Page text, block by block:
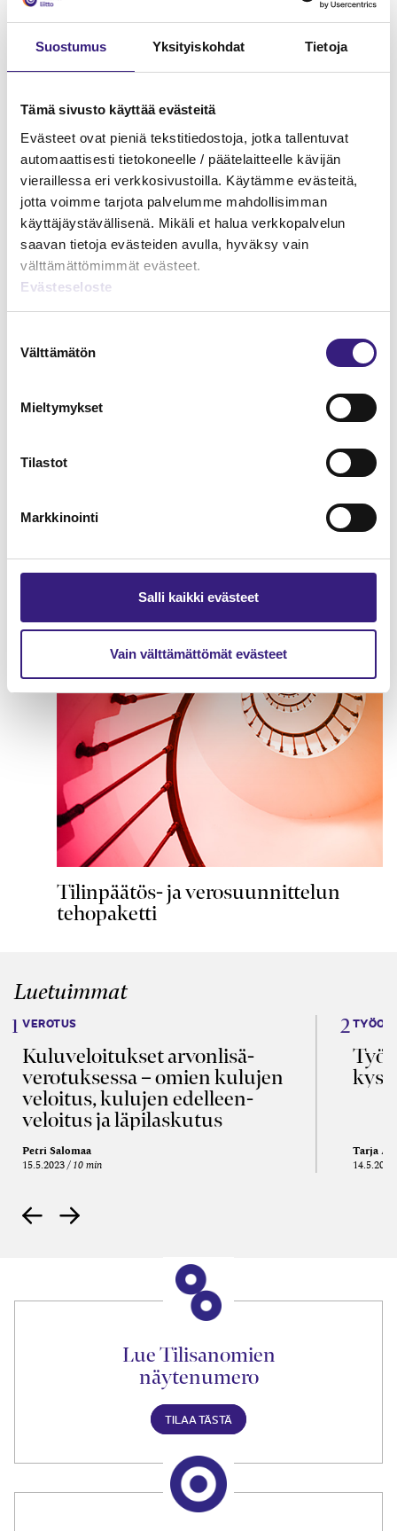
Suostumus Yksityiskohdat Tietoja
Tämä sivusto käyttää evästeitä
Evästeet ovat pieniä tekstitiedostoja, jotka tallentuvat
automaattisesti tietokoneelle / päätelaitteelle kävijän
vieraillessa eri verkkosivustoilla. Käytämme evästeitä,
jotta voimme tarjota palvelumme mahdollisimman
käyttäjäystävällisenä. Mikäli et halua verkkopalvelun
saavan tietoja evästeiden avulla, hyväksy vain
välttämättömimmät evästeet.
Evästeseloste
valinta
Välttämätön
Mieltymykset
Tilastot
Markkinointi
Salli kaikki evästeet
Vain välttämättömät evästeet
Hankintameno kirjanpidossa ja
verotuksessa
KIRJANPITO
YRITYKSEN TULOVEROTUS
Tilinpäätös- ja verosuunnittelun
tehopaketti
Luetuimmat
VEROTUS
Kulu­veloitukset arvon­lisä­
verotuksessa – omien kulujen
veloitus, kulujen edelleen­
veloitus ja läpi­laskutus
Petri Salomaa
15.5.2023 10 min
Tarja
14.5.2021
Lue Tilisanomien
näytenumero
TILAA TÄSTÄ